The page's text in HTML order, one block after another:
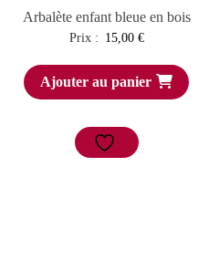
Arbalète enfant bleue en bois
Prix : 15,00 €
Ajouter au panier